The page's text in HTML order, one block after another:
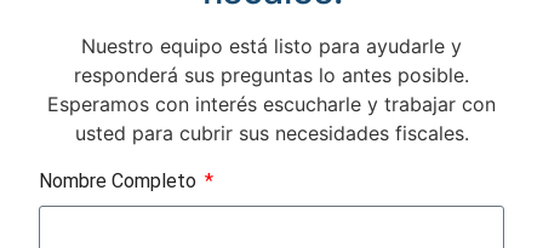
Nuestro equipo está listo para ayudarle y
responderá sus preguntas lo antes posible.
Esperamos con interés escucharle y trabajar con
usted para cubrir sus necesidades fiscales.
Nombre Completo